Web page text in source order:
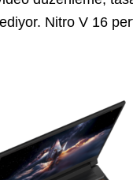
Nitro V 16